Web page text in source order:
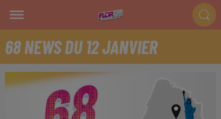
68 NEWS DU 12 JANVIER